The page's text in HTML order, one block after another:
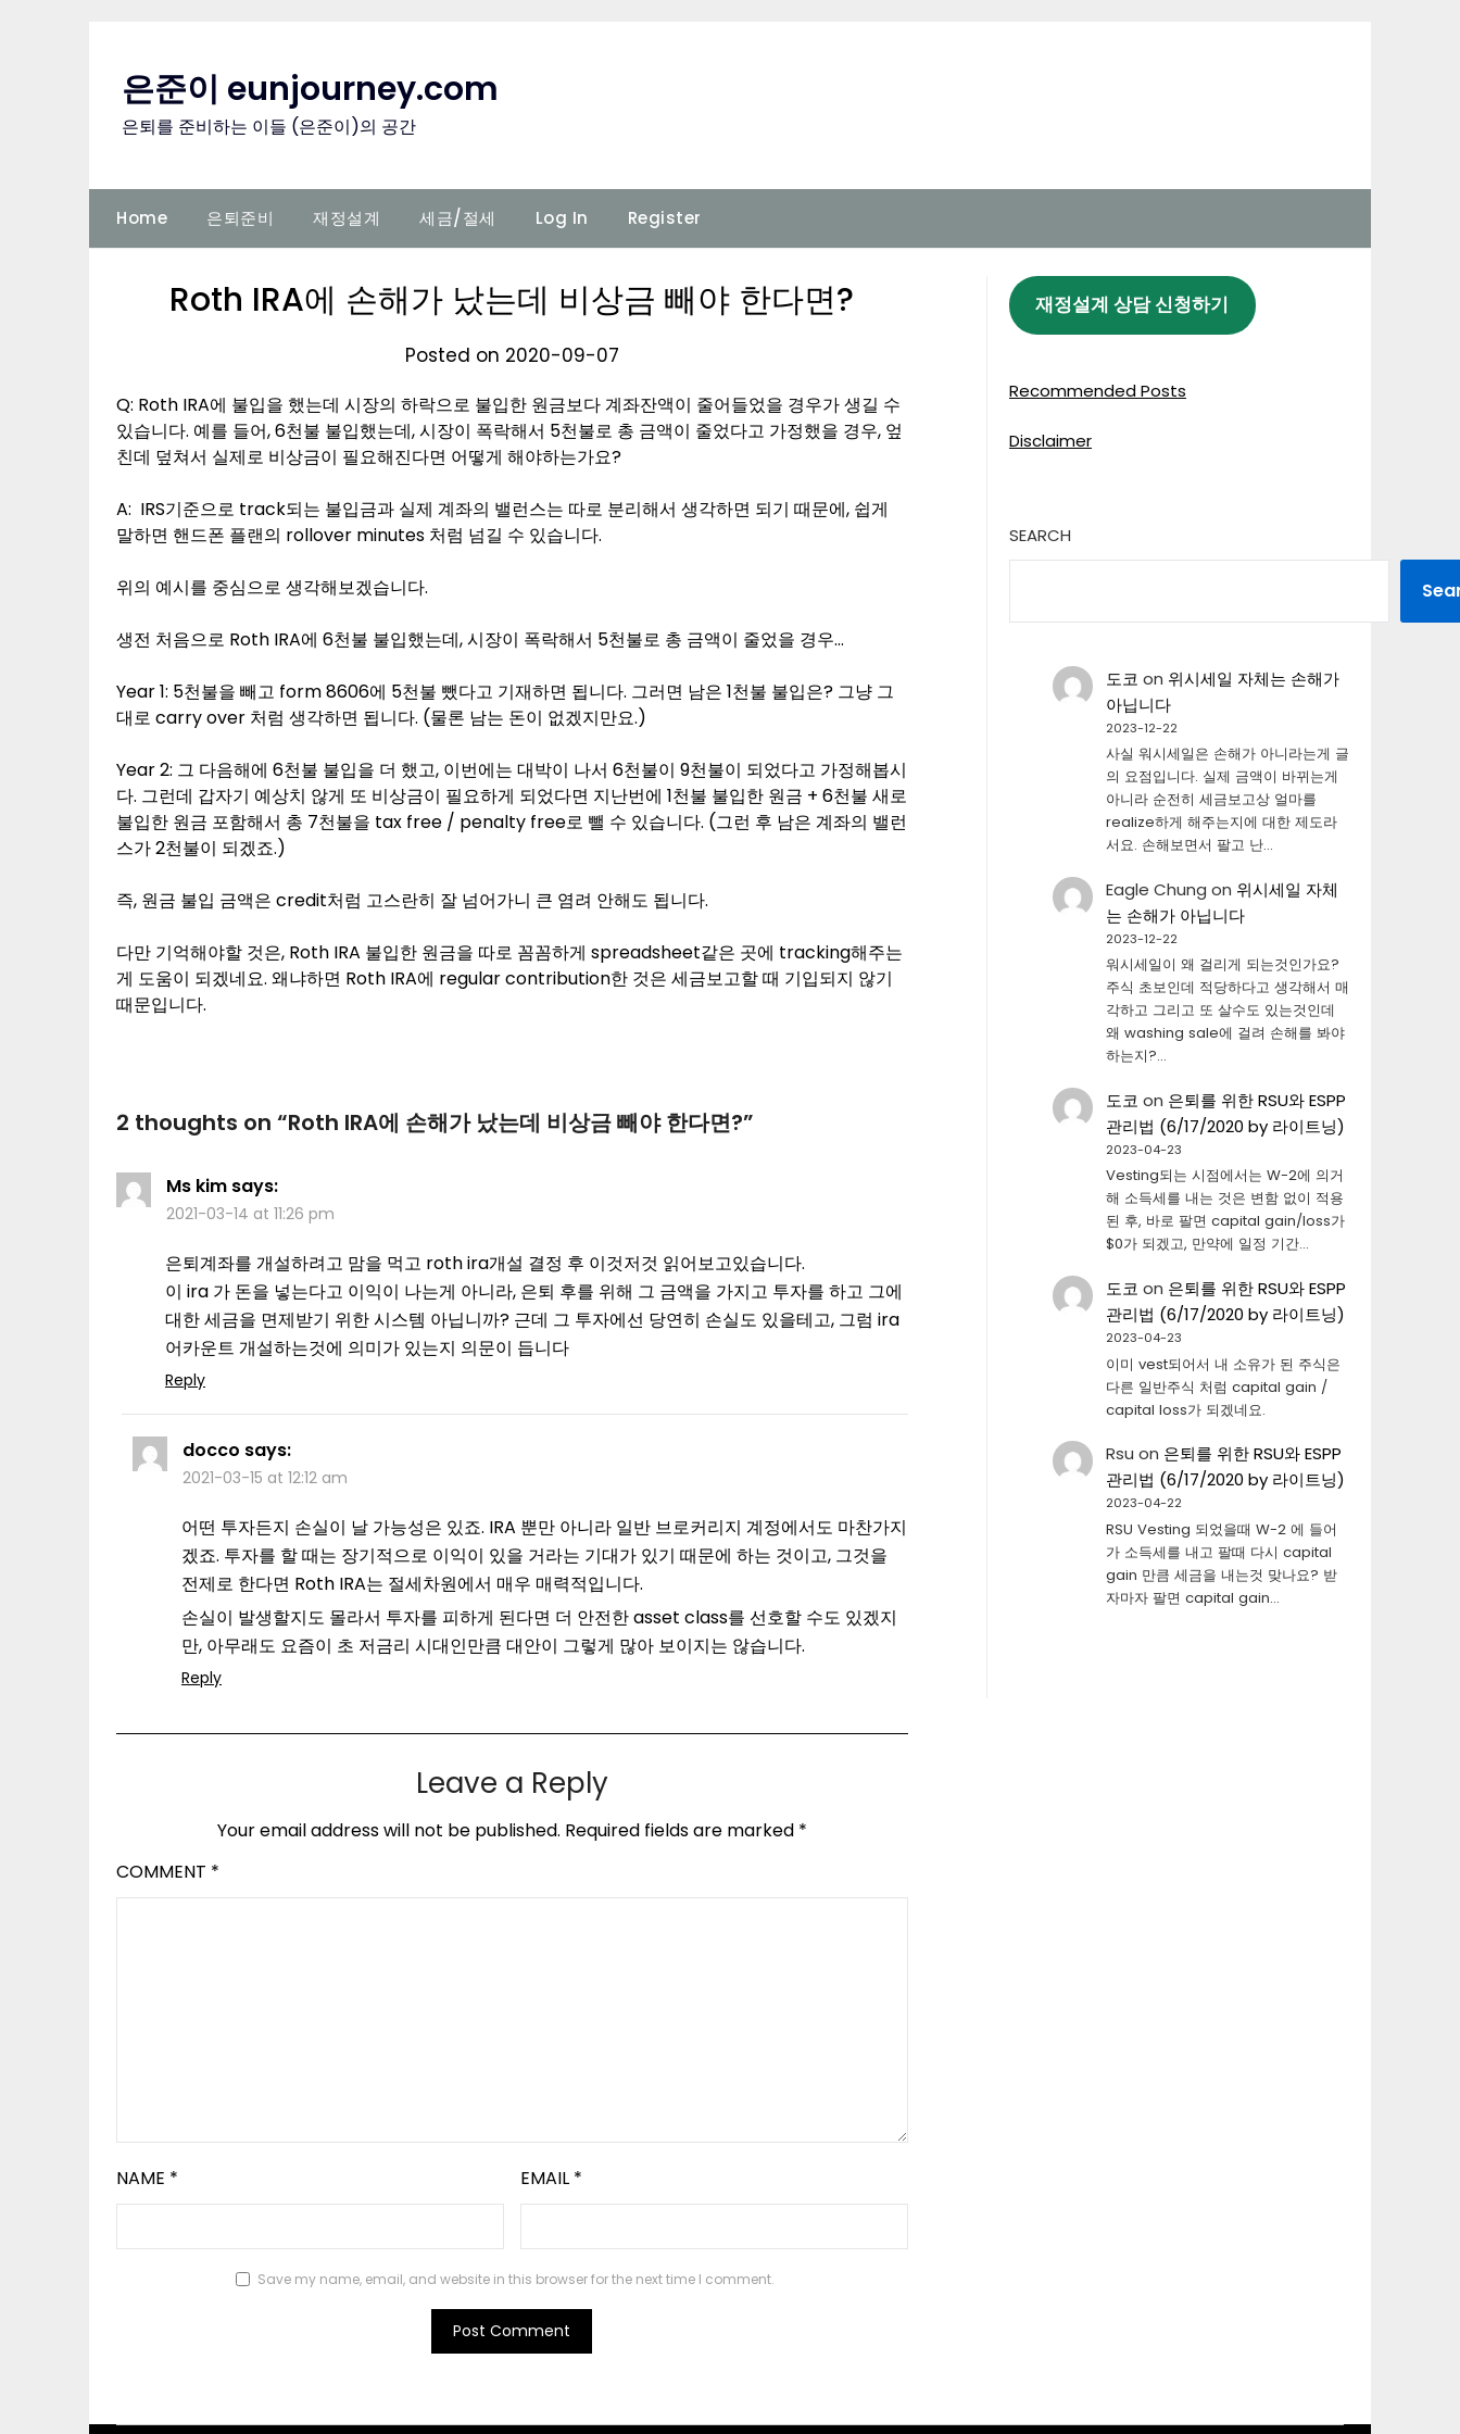
은준이 eunjourney.com
은퇴를 준비하는 이들 (은준이)의 공간
Home 은퇴준비 재정설계 세금/절세 Log In Register
Roth IRA에 손해가 났는데 비상금 빼야 한다면?
Posted on 2020-09-07
Q: Roth IRA에 불입을 했는데 시장의 하락으로 불입한 원금보다 계좌잔액이 줄어들었을 경우가 생길 수
있습니다. 예를 들어, 6천불 불입했는데, 시장이 폭락해서 5천불로 총 금액이 줄었다고 가정했을 경우, 엎
친데 덮쳐서 실제로 비상금이 필요해진다면 어떻게 해야하는가요?
A: IRS기준으로 track되는 불입금과 실제 계좌의 밸런스는 따로 분리해서 생각하면 되기 때문에, 쉽게
말하면 핸드폰 플랜의 rollover minutes 처럼 넘길 수 있습니다.
위의 예시를 중심으로 생각해보겠습니다.
생전 처음으로 Roth IRA에 6천불 불입했는데, 시장이 폭락해서 5천불로 총 금액이 줄었을 경우…
Year 1: 5천불을 빼고 form 8606에 5천불 뺐다고 기재하면 됩니다. 그러면 남은 1천불 불입은? 그냥 그
대로 carry over 처럼 생각하면 됩니다. (물론 남는 돈이 없겠지만요.)
Year 2: 그 다음해에 6천불 불입을 더 했고, 이번에는 대박이 나서 6천불이 9천불이 되었다고 가정해봅시
다. 그런데 갑자기 예상치 않게 또 비상금이 필요하게 되었다면 지난번에 1천불 불입한 원금 + 6천불 새로
불입한 원금 포함해서 총 7천불을 tax free / penalty free로 뺄 수 있습니다. (그런 후 남은 계좌의 밸런
스가 2천불이 되겠죠.)
즉, 원금 불입 금액은 credit처럼 고스란히 잘 넘어가니 큰 염려 안해도 됩니다.
다만 기억해야할 것은, Roth IRA 불입한 원금을 따로 꼼꼼하게 spreadsheet같은 곳에 tracking해주는
게 도움이 되겠네요. 왜냐하면 Roth IRA에 regular contribution한 것은 세금보고할 때 기입되지 않기
때문입니다.
2 thoughts on “Roth IRA에 손해가 났는데 비상금 빼야 한다면?”
Ms kim says:
2021-03-14 at 11:26 pm
은퇴계좌를 개설하려고 맘을 먹고 roth ira개설 결정 후 이것저것 읽어보고있습니다.
이 ira 가 돈을 넣는다고 이익이 나는게 아니라, 은퇴 후를 위해 그 금액을 가지고 투자를 하고 그에
대한 세금을 면제받기 위한 시스템 아닙니까? 근데 그 투자에선 당연히 손실도 있을테고, 그럼 ira
어카운트 개설하는것에 의미가 있는지 의문이 듭니다
Reply
docco says:
2021-03-15 at 12:12 am
어떤 투자든지 손실이 날 가능성은 있죠. IRA 뿐만 아니라 일반 브로커리지 계정에서도 마찬가지
겠죠. 투자를 할 때는 장기적으로 이익이 있을 거라는 기대가 있기 때문에 하는 것이고, 그것을
전제로 한다면 Roth IRA는 절세차원에서 매우 매력적입니다.
손실이 발생할지도 몰라서 투자를 피하게 된다면 더 안전한 asset class를 선호할 수도 있겠지
만, 아무래도 요즘이 초 저금리 시대인만큼 대안이 그렇게 많아 보이지는 않습니다.
Reply
Leave a Reply
Your email address will not be published. Required fields are marked *
COMMENT *
NAME * EMAIL *
Save my name, email, and website in this browser for the next time I comment.
재정설계 상담 신청하기
Recommended Posts
Disclaimer
SEARCH
도코 on 위시세일 자체는 손해가
아닙니다
2023-12-22
사실 워시세일은 손해가 아니라는게 글
의 요점입니다. 실제 금액이 바뀌는게
아니라 순전히 세금보고상 얼마를
realize하게 해주는지에 대한 제도라
서요. 손해보면서 팔고 난…
Eagle Chung on 위시세일 자체
는 손해가 아닙니다
2023-12-22
워시세일이 왜 걸리게 되는것인가요?
주식 초보인데 적당하다고 생각해서 매
각하고 그리고 또 살수도 있는것인데
왜 washing sale에 걸려 손해를 봐야
하는지?…
도코 on 은퇴를 위한 RSU와 ESPP
관리법 (6/17/2020 by 라이트닝)
2023-04-23
Vesting되는 시점에서는 W-2에 의거
해 소득세를 내는 것은 변함 없이 적용
된 후, 바로 팔면 capital gain/loss가
$0가 되겠고, 만약에 일정 기간…
도코 on 은퇴를 위한 RSU와 ESPP
관리법 (6/17/2020 by 라이트닝)
2023-04-23
이미 vest되어서 내 소유가 된 주식은
다른 일반주식 처럼 capital gain /
capital loss가 되겠네요.
Rsu on 은퇴를 위한 RSU와 ESPP
관리법 (6/17/2020 by 라이트닝)
2023-04-22
RSU Vesting 되었을때 W-2 에 들어
가 소득세를 내고 팔때 다시 capital
gain 만큼 세금을 내는것 맞나요? 받
자마자 팔면 capital gain…